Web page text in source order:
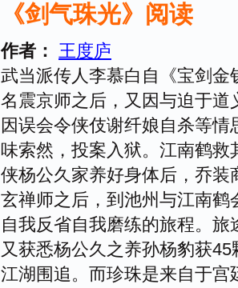
《剑气珠光》阅读
作者： 王度庐
武当派传人李慕白自《宝剑
名震京师之后，又因与迫于
因误会令侠伎谢纤娘自杀等
味索然，投案入狱。江南鹤
侠杨公久家养好身体后，乔
玄禅师之后，到池州与江南
自我反省自我磨练的旅程。
又获悉杨公久之养孙杨豹获
江湖围追。而珍珠是来自于